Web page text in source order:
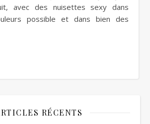
avec des nuisettes sexy dans
possible et dans bien des
RÉCENTS